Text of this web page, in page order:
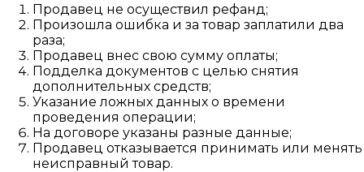
Продавец не осуществил рефанд;
Произошла ошибка и за товар заплатили два
раза;
Продавец внес свою сумму оплаты;
Подделка документов с целью снятия
дополнительных средств;
Указание ложных данных о времени
проведения операции;
На договоре указаны разные данные;
Продавец отказывается принимать или менять
неисправный товар.